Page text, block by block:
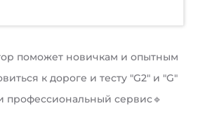
поможет новичкам и опытным
к дороге и тесту "G2" и "G"
профессиональный сервис🔹